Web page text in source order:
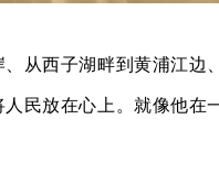
从西子湖畔到黄浦江边
民放在心上。就像他